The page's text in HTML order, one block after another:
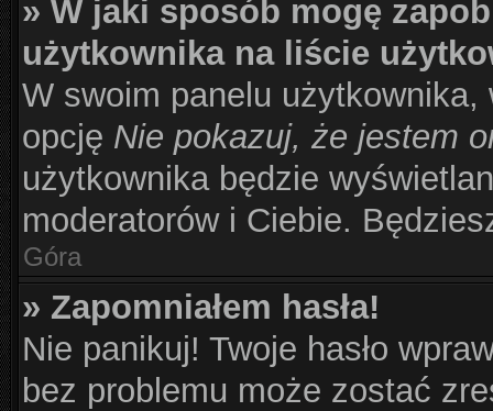
» W jaki sposób mogę
użytkownika na liście
W swoim panelu użytkownika,
opcję Nie pokazuj, że jestem
użytkownika będzie
moderatorów i Ciebie.
Góra
» Zapomniałem hasła!
Nie panikuj! Twoje hasło
bez problemu może zostać